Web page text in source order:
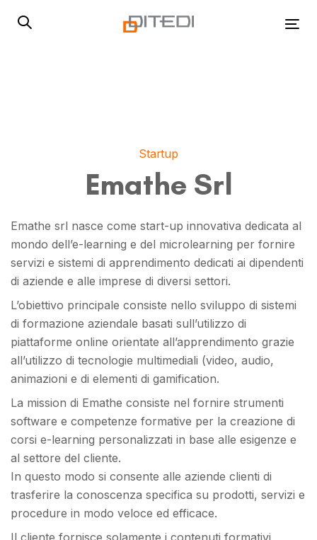
links
Startup
Emathe Srl
Emathe srl nasce come start-up innovativa dedicata al
mondo dell’e-learning e del microlearning per fornire
servizi e sistemi di apprendimento dedicati ai dipendenti
di aziende e alle imprese di diversi settori.
L’obiettivo principale consiste nello sviluppo di sistemi
di formazione aziendale basati sull’utilizzo di
piattaforme online orientate all’apprendimento grazie
all’utilizzo di tecnologie multimediali (video, audio,
animazioni e di elementi di gamification.
La mission di Emathe consiste nel fornire strumenti
software e competenze formative per la creazione di
corsi e-learning personalizzati in base alle esigenze e
al settore del cliente.
In questo modo si consente alle aziende clienti di
trasferire la conoscenza specifica su prodotti, servizi e
procedure in modo veloce ed efficace.
Il cliente fornisce solamente i contenuti formativi